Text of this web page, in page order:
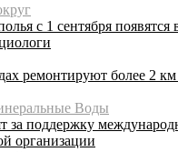
с 1 сентября появятся
ремонтируют более 2 км
Воды
за поддержку
организации